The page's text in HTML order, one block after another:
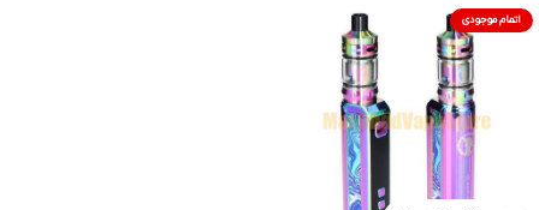
اتمام موجودی